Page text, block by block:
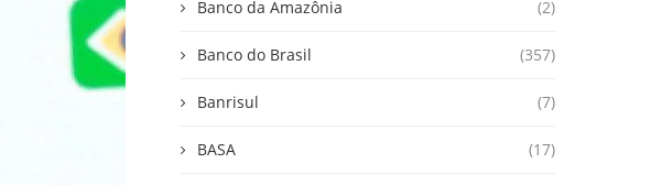
Banco da Amazônia (2)
Banco do Brasil (357)
Banrisul (7)
BASA (17)